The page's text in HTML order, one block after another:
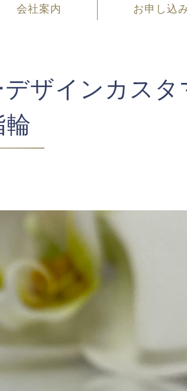
会社案内
お申し込
デザインカス
輪